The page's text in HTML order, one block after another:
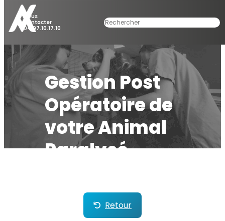
Nous
Contacter
04.97.10.17.10
Rechercher
Gestion Post
Opératoire de
votre Animal
Paralysé
Retour